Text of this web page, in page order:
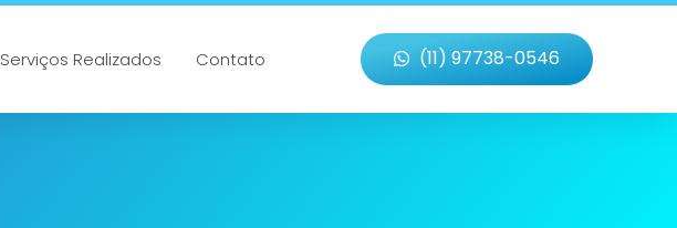
Serviços Realizados Contato (11) 97738-0546